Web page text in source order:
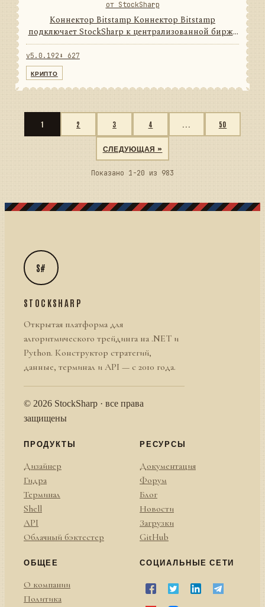
от StockSharp
Коннектор Bitstamp Коннектор Bitstamp
подключает StockSharp к централизованной бирже
цифровых активов. Он переводит данные и
операции провайдера в единую модель сообщений
v5.0.192 ⬇ 627
КРИПТО
1 2 3 4 50
СЛЕДУЮЩАЯ »
Показано 1-20 из 983
S#
STOCKSHARP
Открытая платформа для
алгоритмического трейдинга на .NET и
Python. Конструктор стратегий,
данные, терминал и API — с 2010 года.
© 2026 StockSharp · все права
защищены
ПРОДУКТЫ
Дизайнер
Гидра
Терминал
Shell
API
Облачный бэктестер
РЕСУРСЫ
Документация
Форум
Блог
Новости
Загрузки
GitHub
ОБЩЕЕ
О компании
Политика
СОЦИАЛЬНЫЕ СЕТИ